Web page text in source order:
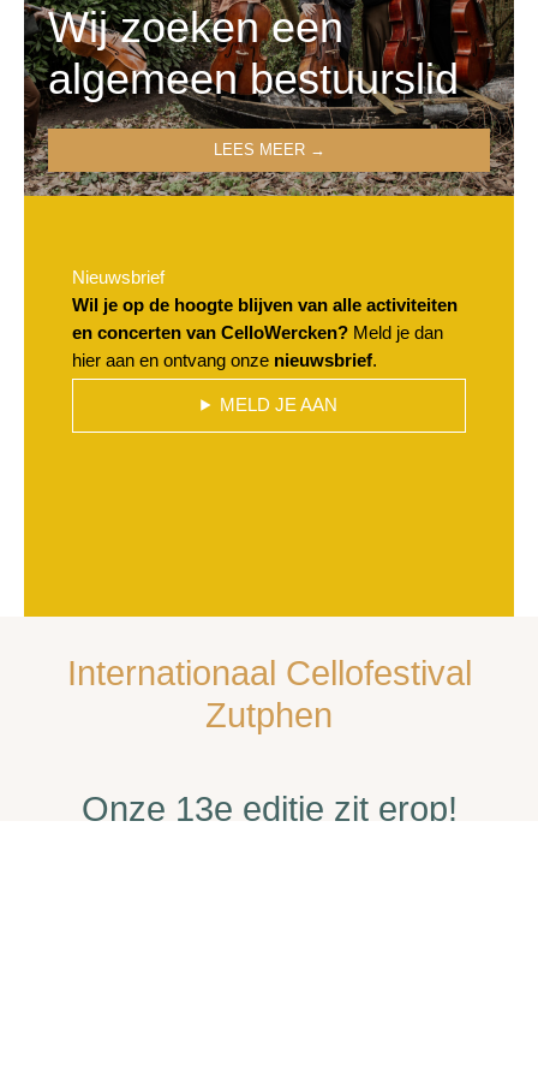
Wij zoeken een
algemeen bestuurslid
LEES MEER →
Nieuwsbrief
Wil je op de hoogte blijven van alle activiteiten
en concerten van CelloWercken? Meld je dan
hier aan en ontvang onze nieuwsbrief.
MELD JE AAN
Internationaal Cellofestival
Zutphen
Onze 13e editie zit erop!